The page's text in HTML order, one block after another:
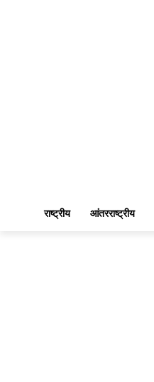
राष्ट्रीय आंतरराष्ट्रीय